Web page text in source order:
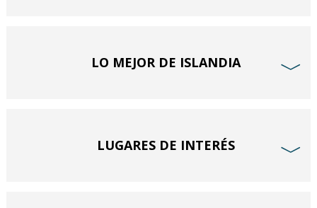
LO MEJOR DE ISLANDIA ﹀
LUGARES DE INTERÉS ﹀